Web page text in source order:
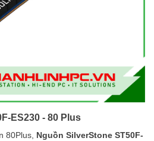
ES230 - 80 Plus
80Plus, Nguồn SilverStone ST50F-